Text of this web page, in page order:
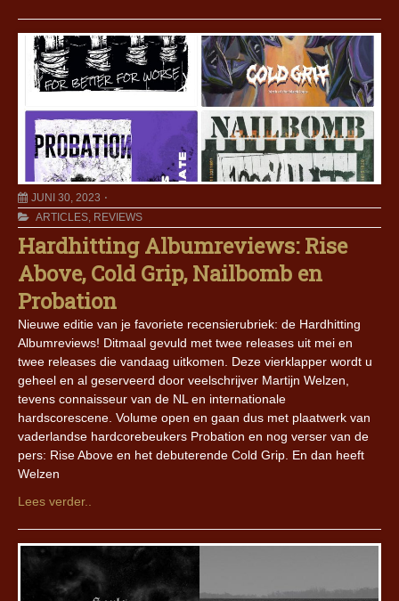
JUNI 30, 2023
ARTICLES, REVIEWS
Hardhitting Albumreviews: Rise
Above, Cold Grip, Nailbomb en
Probation
Nieuwe editie van je favoriete recensierubriek: de Hardhitting
Albumreviews! Ditmaal gevuld met twee releases uit mei en
twee releases die vandaag uitkomen. Deze vierklapper wordt u
geheel en al geserveerd door veelschrijver Martijn Welzen,
tevens connaisseur van de NL en internationale
hardscorescene. Volume open en gaan dus met plaatwerk van
vaderlandse hardcorebeukers Probation en nog verser van de
pers: Rise Above en het debuterende Cold Grip. En dan heeft
Welzen
Lees verder..